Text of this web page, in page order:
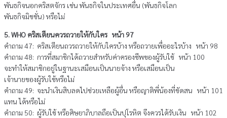
พันธกิจนอกคริสตจักร เช่น พันธกิจในประเทศอื่น (พันธกิจโลก
พันธกิจมิชชั่น) หรือไม่
5. WHO คริสเตียนควรถวายให้กับใคร หน้า 97
คำถาม 47: คริสเตียนถวรถวายให้กับใครบ้าง หรือถวายเพื่ออะไรบ้าง หน้า 98
คำถาม 48: การที่สมาชิกได้ถวายสำหรับค่าครองชีพของผู้รับใช้ หน้า 100
จะทำให้สมาชิกอยู่ในฐานะเสมือนเป็นนายจ้าง หรือเสมือนเป็น
เจ้านายของผู้รับใช้หรือไม่
คำถาม 49: จะนำเงินสิบลดไปช่วยเหลือผู้อื่น หรือญาติพี่น้องที่ขัดสน หน้า 101
แทน ได้หรือไม่
คำถาม 50: ผู้รับใช้ หรือศิษยาภิบาลถือเป็นปุโรหิต จึงควรได้รับเงิน หน้า 102